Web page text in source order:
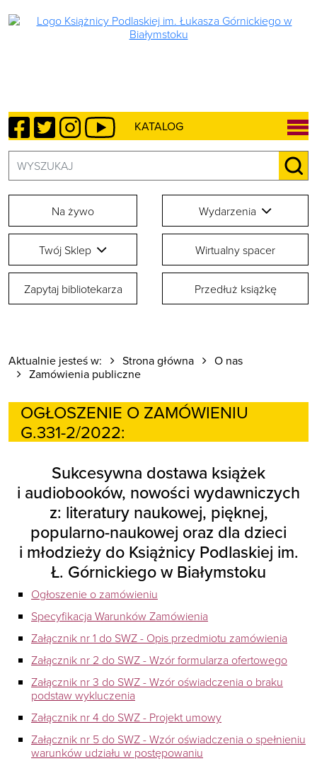
KATALOG
Facebook
TwitterInstagram
YouTube
Na żywo Wydarzenia
Twój Sklep Wirtualny spacer
Zapytaj bibliotekarza Przedłuż książkę
Aktualnie jesteś w: Strona główna
O nas
Zamówienia publiczne
OGŁOSZENIE O ZAMÓWIENIU
G.331-2/2022:
Sukcesywna dostawa książek
i audiobooków, nowości wydawniczych
z: literatury naukowej, pięknej,
popularno-naukowej oraz dla dzieci
i młodzieży do Książnicy Podlaskiej im.
Ł. Górnickiego w Białymstoku
Ogłoszenie o zamówieniu
Specyfikacja Warunków Zamówienia
Załącznik nr 1 do SWZ - Opis przedmiotu zamówienia
Załącznik nr 2 do SWZ - Wzór formularza ofertowego
Załącznik nr 3 do SWZ - Wzór oświadczenia o braku
podstaw wykluczenia
Załącznik nr 4 do SWZ - Projekt umowy
Załącznik nr 5 do SWZ - Wzór oświadczenia o spełnieniu
warunków udziału w postępowaniu